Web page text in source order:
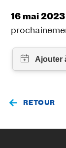
16 mai
RETOUR